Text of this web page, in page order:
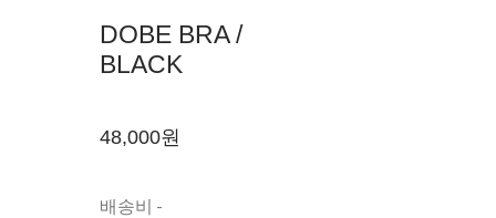
DOBE BRA /
BLACK
48,000원
배송비 -